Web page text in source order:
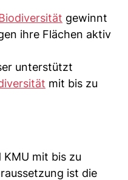
gewinnt
ihre Flächen aktiv
unterstützt
mit bis zu
mit bis zu
ist die